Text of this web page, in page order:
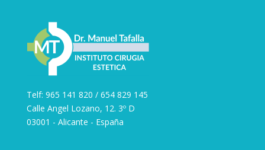
Telf: 965 141 820 / 654 829 145
Calle Angel Lozano, 12. 3º D
03001 - Alicante - España